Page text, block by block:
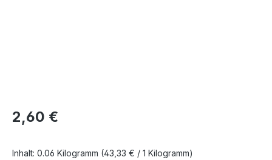
Regulärer Preis:
2,60 €
Inhalt: 0.06 Kilogramm (43,33 € / 1 Kilogramm)